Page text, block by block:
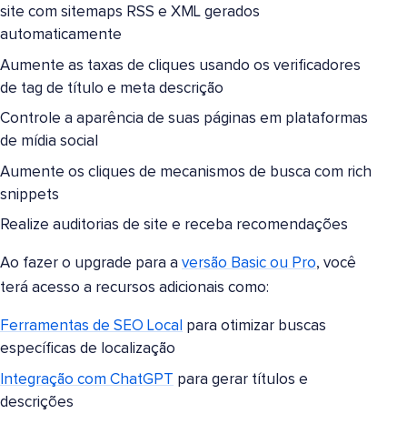
site com sitemaps RSS e XML gerados
automaticamente
Aumente as taxas de cliques usando os verificadores
de tag de título e meta descrição
Controle a aparência de suas páginas em plataformas
de mídia social
Aumente os cliques de mecanismos de busca com rich
snippets
Realize auditorias de site e receba recomendações
Ao fazer o upgrade para a versão Basic ou Pro, você
terá acesso a recursos adicionais como:
Ferramentas de SEO Local para otimizar buscas
específicas de localização
Integração com ChatGPT para gerar títulos e
descrições